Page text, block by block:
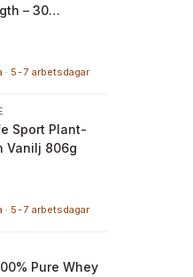
– 30
· 5-7 arbetsdagar
Sport Plant-
Vanilj 806g
· 5-7 arbetsdagar
Pure Whey